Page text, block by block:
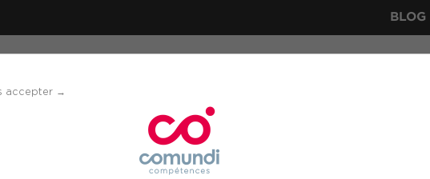
accepter →
BLOG